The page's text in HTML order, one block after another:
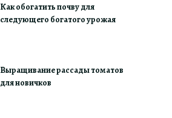
Как обогатить почву для
следующего богатого урожая
Выращивание рассады томатов
для новичков